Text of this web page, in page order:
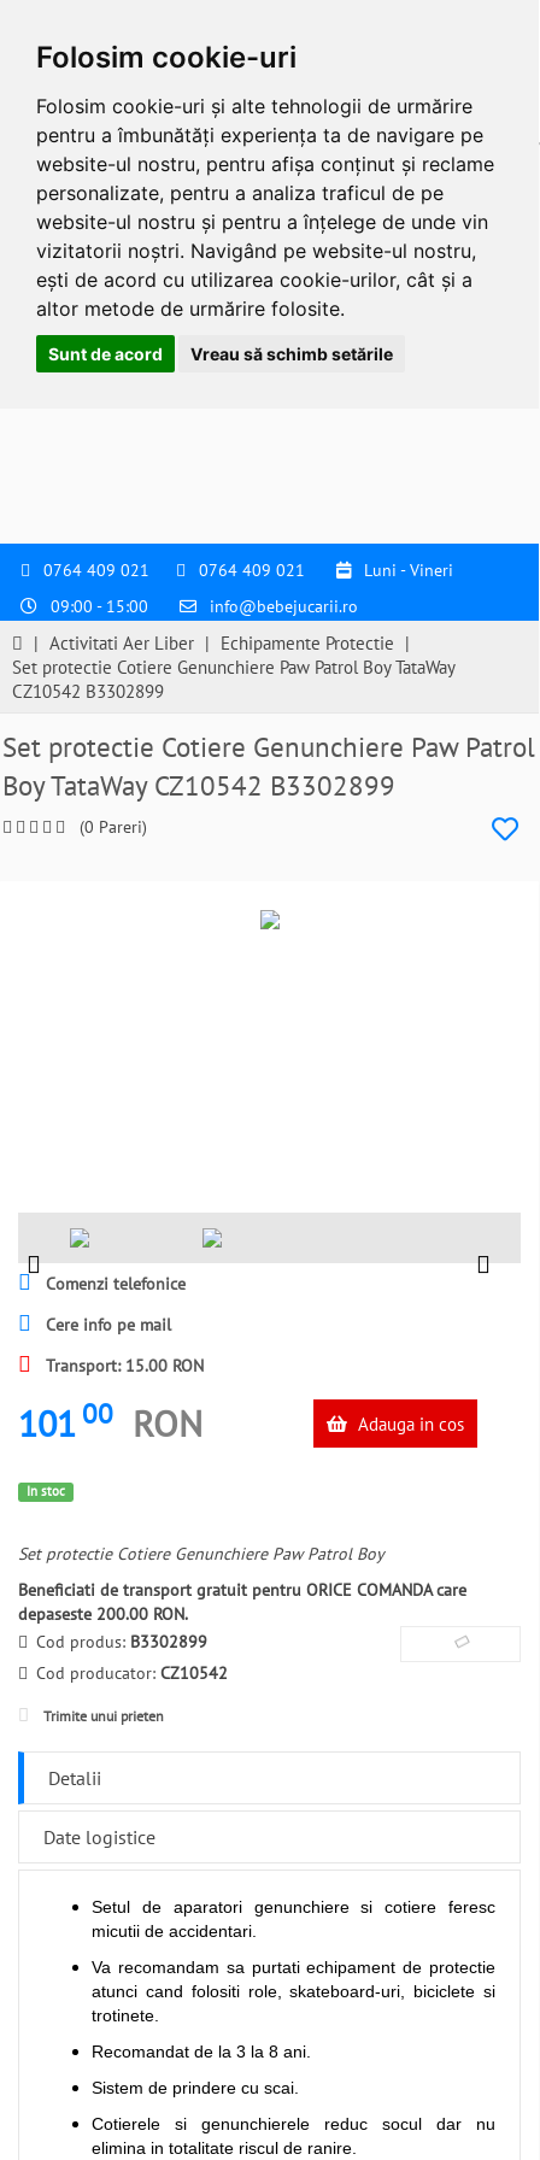
Folosim cookie-uri
Folosim cookie-uri și alte tehnologii de urmărire
pentru a îmbunătăți experiența ta de navigare pe
website-ul nostru, pentru afișa conținut și reclame
personalizate, pentru a analiza traficul de pe
website-ul nostru și pentru a înțelege de unde vin
vizitatorii noștri. Navigând pe website-ul nostru,
ești de acord cu utilizarea cookie-urilor, cât și a
altor metode de urmărire folosite.
Sunt de acord Vreau să schimb setările
0764 409 021 0764 409 021
Luni - Vineri
09:00 - 15:00
info@bebejucarii.ro
| Activitati Aer Liber | Echipamente Protectie |
Set protectie Cotiere Genunchiere Paw Patrol Boy TataWay
CZ10542 B3302899
Set protectie Cotiere Genunchiere Paw Patrol
Boy TataWay CZ10542 B3302899
(0 Pareri)
Comenzi telefonice
Cere info pe mail
Transport: 15.00 RON
101 00 RON Adauga in cos
In stoc
Set protectie Cotiere Genunchiere Paw Patrol Boy
Beneficiati de transport gratuit pentru ORICE COMANDA care
depaseste 200.00 RON.
Cod produs: B3302899
Cod producator: CZ10542
Trimite unui prieten
Detalii
Date logistice
Setul de aparatori genunchiere si cotiere feresc
micutii de accidentari.
Va recomandam sa purtati echipament de protectie
atunci cand folositi role, skateboard-uri, biciclete si
trotinete.
Recomandat de la 3 la 8 ani.
Sistem de prindere cu scai.
Cotierele si genunchierele reduc socul dar nu
elimina in totalitate riscul de ranire.